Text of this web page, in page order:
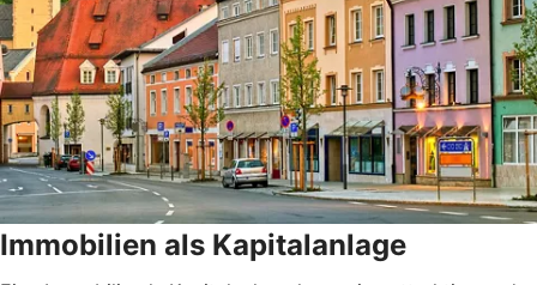
Immobilien als Kapitalanlage